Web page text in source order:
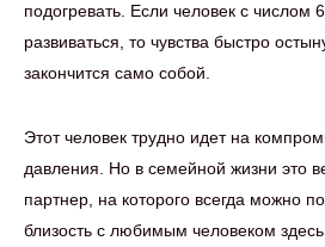
подогревать. Если человек с числом
развиваться, то чувства быстро
закончится само собой.
Этот человек трудно идет на
давления. Но в семейной жизни это
партнер, на которого всегда можно
близость с любимым человеком